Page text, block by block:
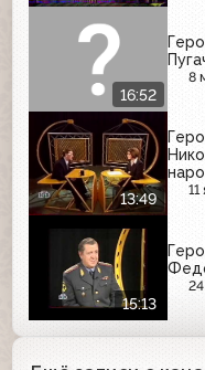
16:52
8
13:49
15:13